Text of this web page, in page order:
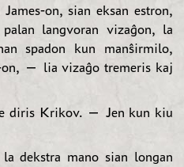
on, sian eksan estron,
langvoran vizaĝon, la
spadon kun manŝirmilo,
on, — lia vizaĝo tremeris kaj
diris Krikov. — Jen kun kiu
dekstra mano sian longan